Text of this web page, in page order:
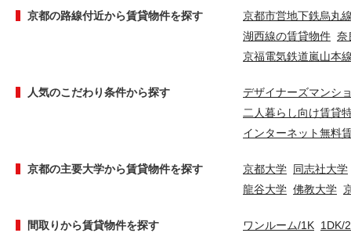
京都の路線付近から賃貸物件を探す
京都市営地下鉄烏丸
湖西線の賃貸物件 奈
京福電気鉄道嵐山本
人気のこだわり条件から探す
デザイナーズマンシ
二人暮らし向け賃貸
インターネット無料
京都の主要大学から賃貸物件を探す 京都大学 同志社大学
龍谷大学 佛教大学
間取りから賃貸物件を探す ワンルーム/1K 1DK/